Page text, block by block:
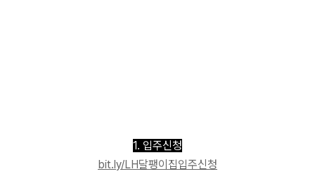
1. 입주신청
bit.ly/LH달팽이집입주신청